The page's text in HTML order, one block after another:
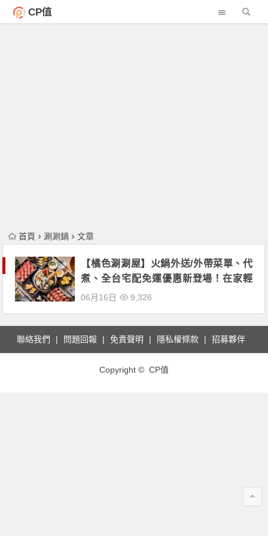
CP值
首頁 涮涮鍋 文章
【橘色涮涮屋】火鍋外送/外帶菜單、代
煮、全台宅配免運優惠新登場！在家輕
鬆品嚐頂級鍋物！
06月16日 9,326
聯絡我們 問題回報 免責聲明 隱私權條款 招募夥伴
Copyright © CP值